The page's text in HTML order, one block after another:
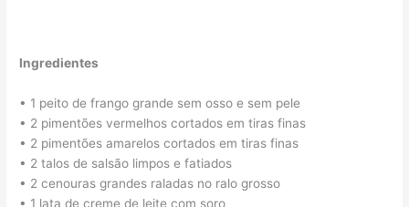
Ingredientes
• 1 peito de frango grande sem osso e sem pele
• 2 pimentões vermelhos cortados em tiras finas
• 2 pimentões amarelos cortados em tiras finas
• 2 talos de salsão limpos e fatiados
• 2 cenouras grandes raladas no ralo grosso
• 1 lata de creme de leite com soro